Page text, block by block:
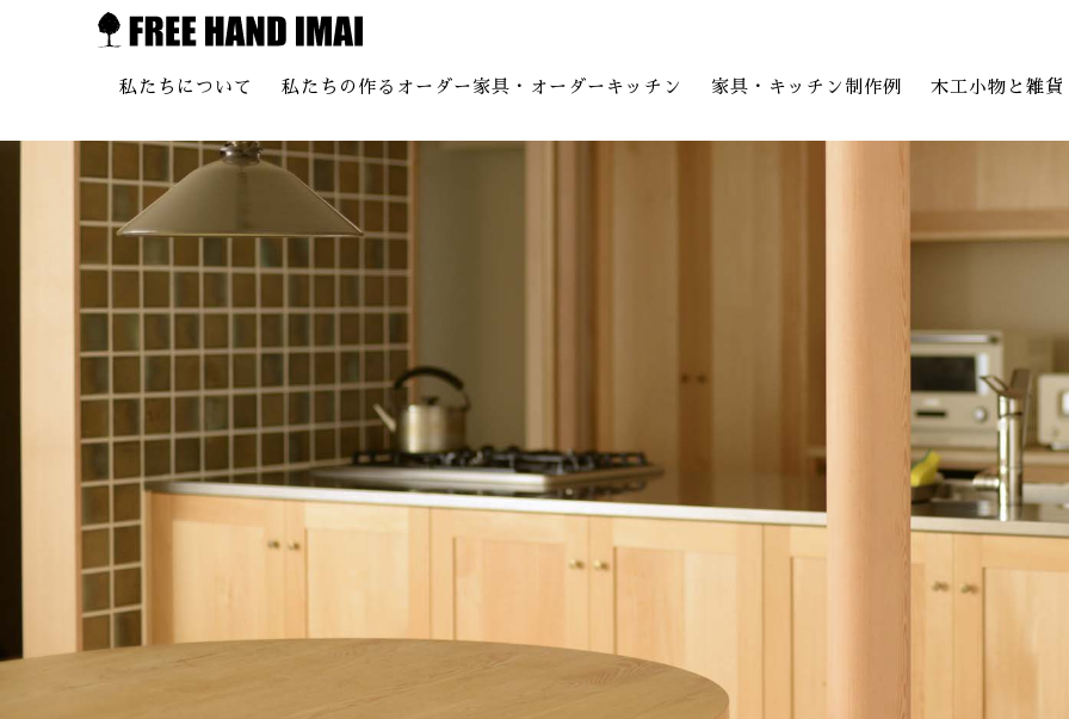
私たちについて 私たちの作るオーダー家具・オーダーキッチン 家具・キッチン制作例 木工小物と雑貨